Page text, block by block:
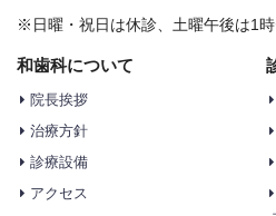
※日曜・祝日は休診、土曜午後は1
和歯科について
院長挨拶
治療方針
診療設備
アクセス